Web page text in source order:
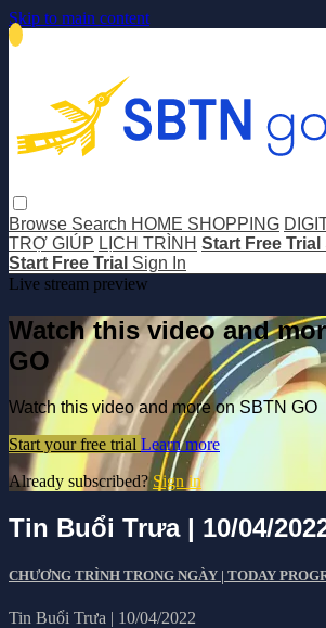
Skip to main content
Browse Search HOME SHOPPING
TRỢ GIÚP LỊCH TRÌNH Start Free Trial
Start Free Trial Sign In
Live stream preview
Watch this video and
GO
Watch this video and more on SBTN GO
Start your free trial Learn more
Already subscribed?Sign in
Tin Buổi Trưa | 10/04/
CHƯƠNG TRÌNH TRONG NGÀY | TODAY
Tin Buổi Trưa | 10/04/2022